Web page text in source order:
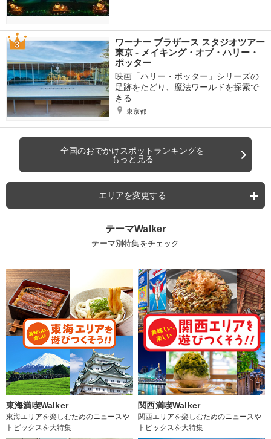
ワーナー ブラザース スタジオツアー
東京 ‐ メイキング・オブ・ハリー・
ポッター
映画「ハリー・ポッター」シリーズの
足跡をたどり、魔法ワールドを探索で
きる
東京都
全国のおでかけスポットランキングを
もっと見る
エリアを変更する
テーマWalker
テーマ別特集をチェック
東海満喫Walker
東海エリアを楽しむためのニュースや
トピックスを大特集
関西満喫Walker
関西エリアを楽しむためのニュースや
トピックスを大特集